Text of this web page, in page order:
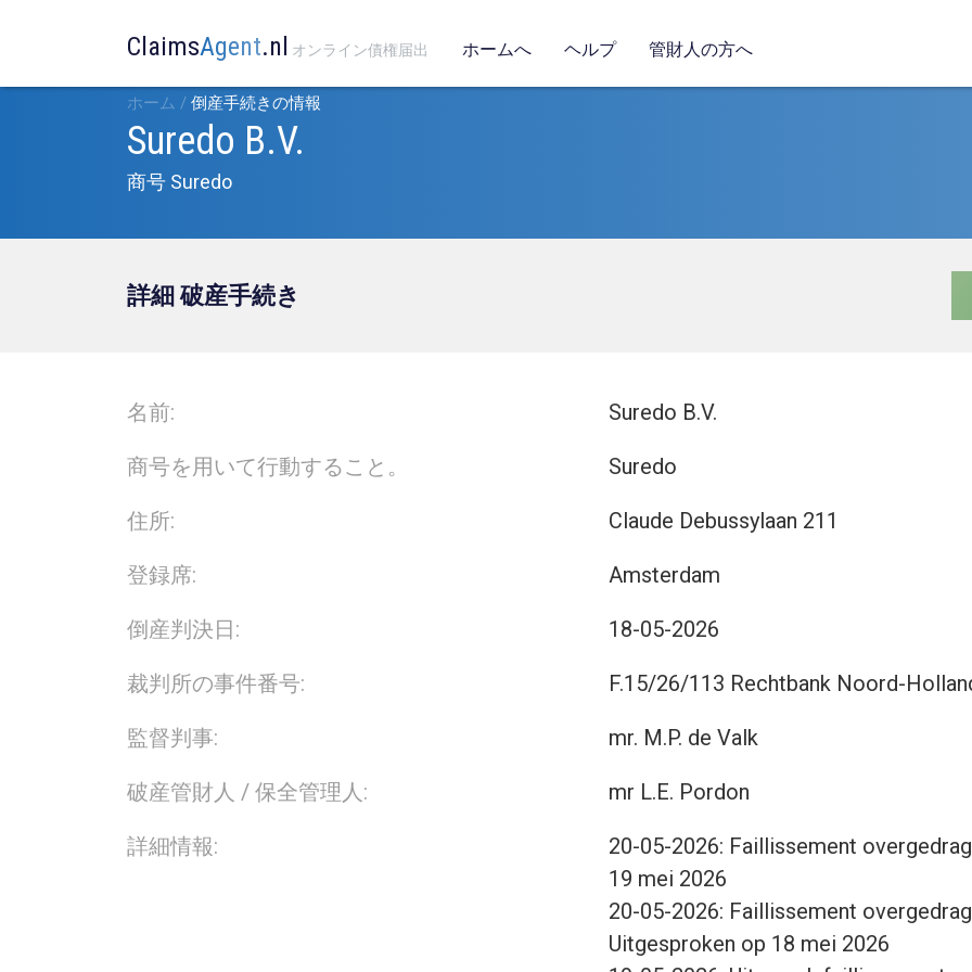
ClaimsAgent.nl オンライン債権届出 ホームへ ヘルプ 管財人の方へ
ホーム / 倒産手続きの情報
Suredo B.V.
商号 Suredo
詳細 破産手続き
名前: Suredo B.V.
商号を用いて行動すること。 Suredo
住所: Claude Debussylaan 211
登録席: Amsterdam
倒産判決日: 18-05-2026
裁判所の事件番号: F.15/26/113 Rechtbank Noord-
監督判事: mr. M.P. de Valk
破産管財人 / 保全管理人: mr L.E. Pordon
詳細情報:
20-05-2026: Faillissement
19 mei 2026
20-05-2026: Faillissement
Uitgesproken op 18 mei 2026